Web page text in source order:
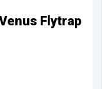
Flytrap